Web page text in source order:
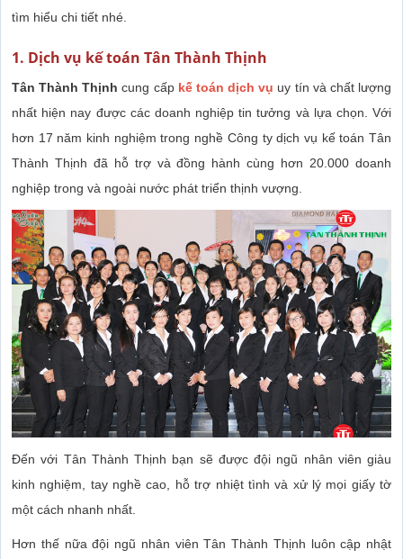
tìm hiểu chi tiết nhé.
1. Dịch vụ kế toán Tân Thành Thịnh
Tân Thành Thịnh cung cấp kế toán dịch vụ uy tín và chất lượng
nhất hiện nay được các doanh nghiệp tin tưởng và lựa chọn. Với
hơn 17 năm kinh nghiệm trong nghề Công ty dịch vụ kế toán Tân
Thành Thịnh đã hỗ trợ và đồng hành cùng hơn 20.000 doanh
nghiệp trong và ngoài nước phát triển thịnh vượng.
Đến với Tân Thành Thịnh bạn sẽ được đội ngũ nhân viên giàu
kinh nghiệm, tay nghề cao, hỗ trợ nhiệt tình và xử lý mọi giấy tờ
một cách nhanh nhất.
Hơn thế nữa đội ngũ nhân viên Tân Thành Thịnh luôn cập nhật